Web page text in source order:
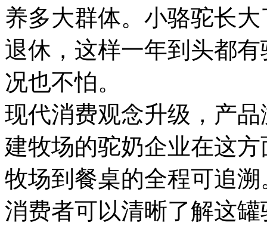
养多大群体。小骆驼长
退休，这样一年到头都
况也不怕。
现代消费观念升级，产
建牧场的驼奶企业在这
牧场到餐桌的全程可追
消费者可以清晰了解这